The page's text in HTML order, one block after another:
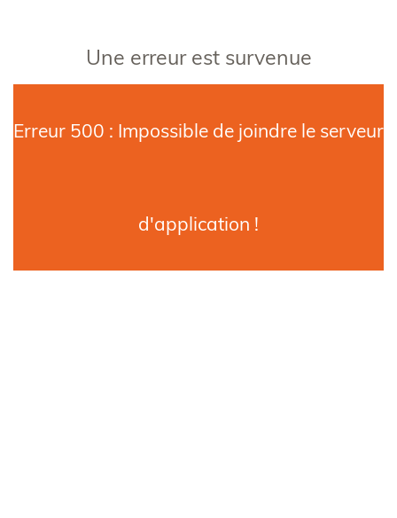
Une erreur est survenue
Erreur 500 : Impossible de joindre le serveur
d'application !